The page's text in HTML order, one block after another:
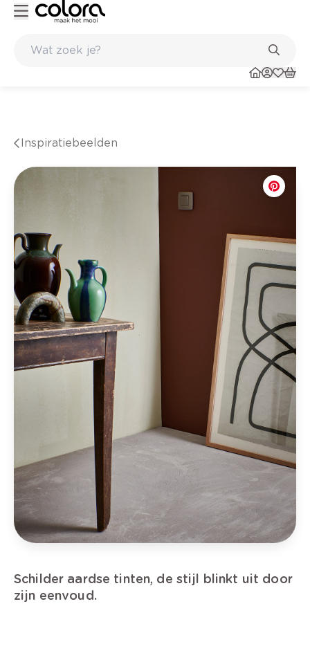
Inspiratiebeelden
Schilder aardse tinten, de stijl blinkt uit door
zijn eenvoud.